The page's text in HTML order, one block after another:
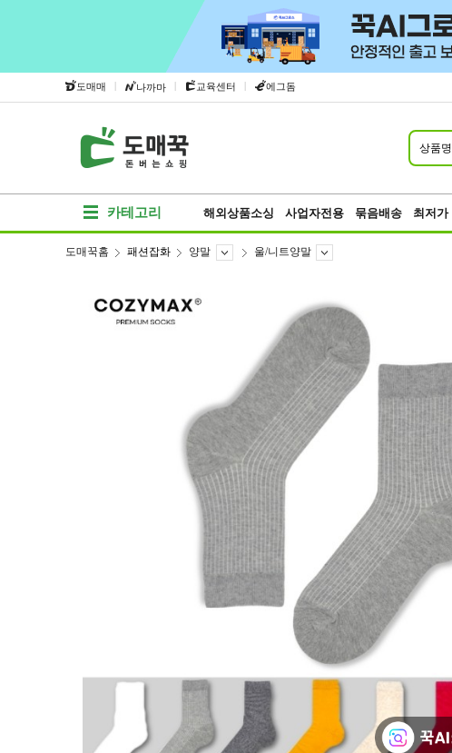
도매매 | 나까마 | 교육센터 | 에그돔
상품명
카테고리 해외상품소싱 사업자전용 묶음배송 최저가
도매꾹홈 패션잡화 양말 울/니트양말